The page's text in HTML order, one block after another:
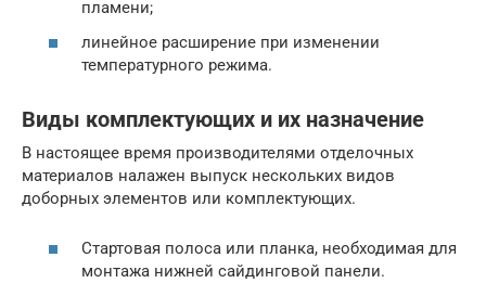
пламени;
линейное расширение при изменении
температурного режима.
Виды комплектующих и их назначение
В настоящее время производителями отделочных
материалов налажен выпуск нескольких видов
доборных элементов или комплектующих.
Стартовая полоса или планка, необходимая для
монтажа нижней сайдинговой панели.